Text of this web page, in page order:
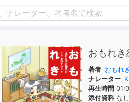
おもれ
著者 おもれき
ナレーター
再生時間
添付資料なし